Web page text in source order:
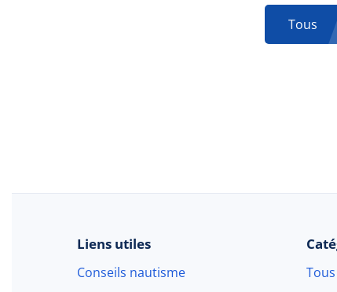
Tous
Liens utiles
Conseils nautisme